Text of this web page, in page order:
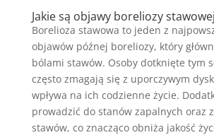
Jakie są objawy boreliozy
Borelioza stawowa to jeden z
objawów późnej boreliozy, który
bólami stawów. Osoby dotknięte tym
często zmagają się z uporczywym
wpływa na ich codzienne życie.
prowadzić do stanów zapalnych oraz
stawów, co znacząco obniża jakość